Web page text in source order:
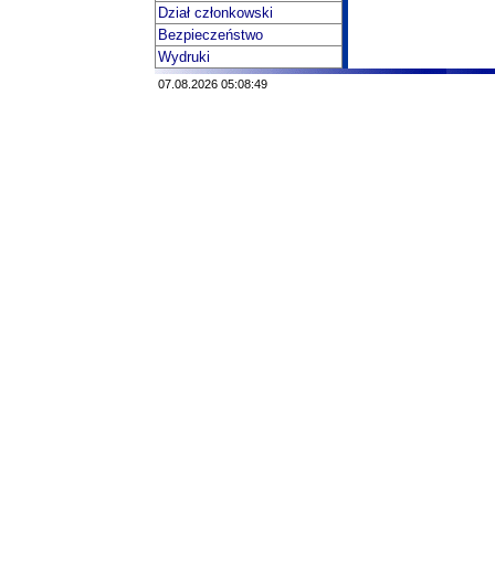
Dział członkowski
Bezpieczeństwo
Wydruki
07.08.2026 05:08:49